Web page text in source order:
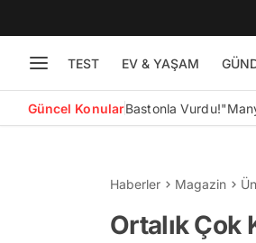
TEST EV & YAŞAM
Güncel KonularBastonla Vurdu!
Haberler Magazin
Ortalık Çok